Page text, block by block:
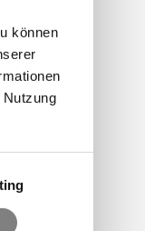
können